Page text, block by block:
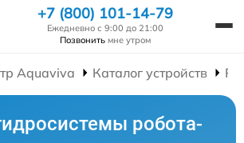
+7 (800) 101-14-79
Ежедневно с 9:00 до 21:00
Позвонить мне утром
Aquaviva Каталог устройств
робота-